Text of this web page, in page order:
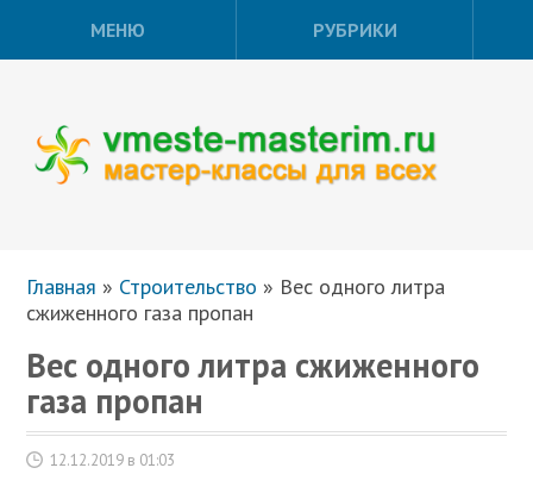
МЕНЮ РУБРИКИ
Главная » Строительство » Вес одного литра
сжиженного газа пропан
Вес одного литра сжиженного
газа пропан
12.12.2019 в 01:03